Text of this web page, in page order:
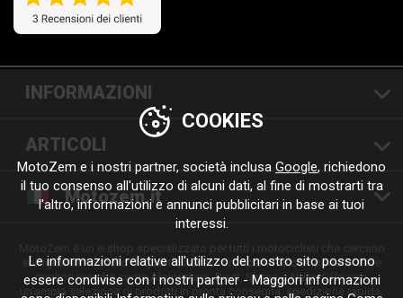
INFORMAZIONI
ARTICOLI
Motozem.it
abbigliamento moto di qualità, accessori, ricambi e componenti delle
migliori marche come Alpinestars, Revit, Shima o Nexx. Offriamo
un'ampia selezione di prodotti in pronta consegna, spedizione rapida,
COOKIES
MotoZem e i nostri partner, società inclusa Google, richiedono
il tuo consenso all'utilizzo di alcuni dati, al fine di mostrarti tra
l'altro, informazioni e annunci pubblicitari in base ai tuoi
interessi.
Le informazioni relative all'utilizzo del nostro sito possono
essere condivise con i nostri partner - Maggiori informazioni